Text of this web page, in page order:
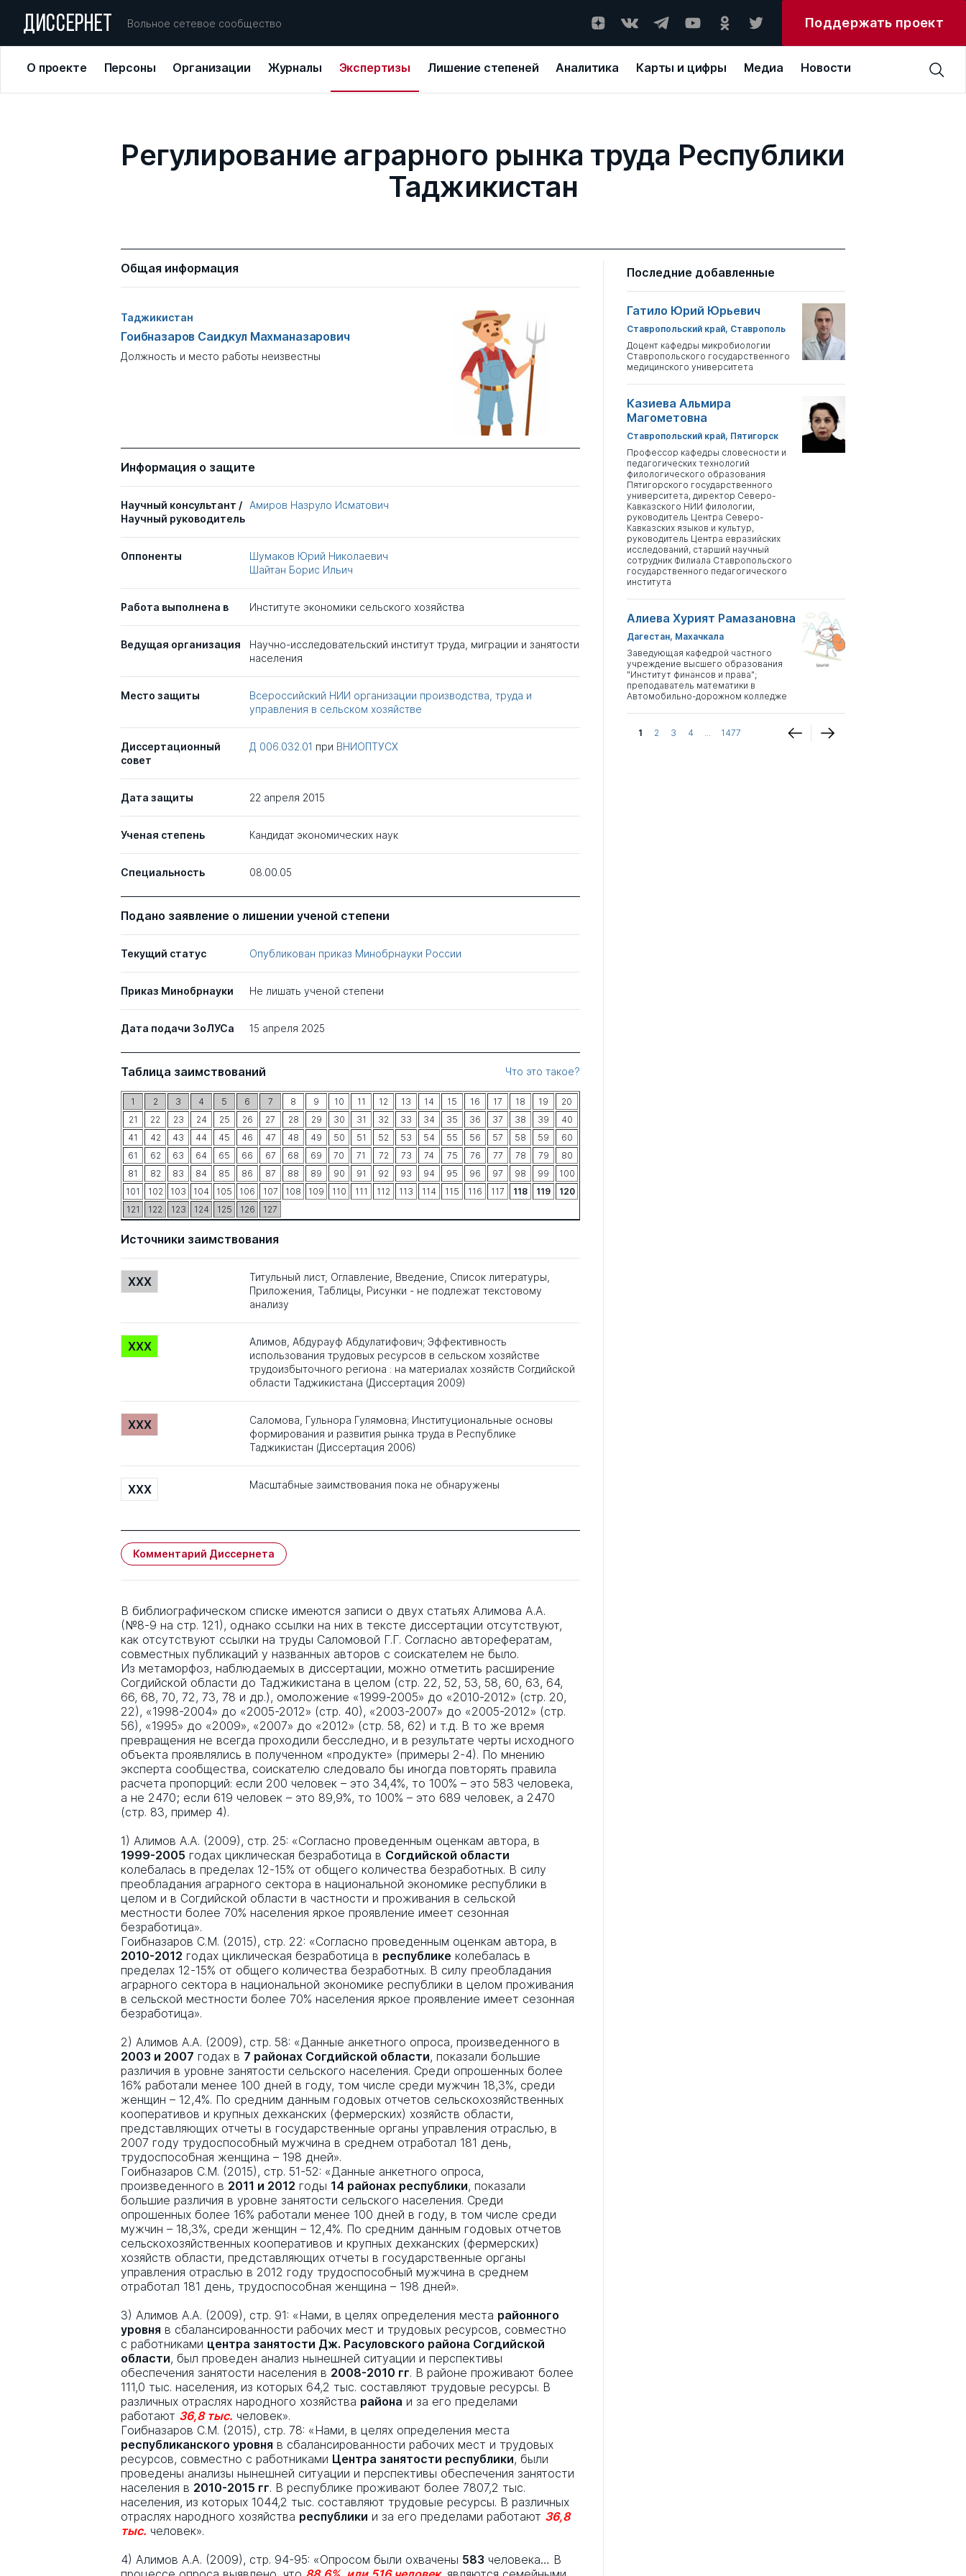
ДИССЕРНЕТ Вольное сетевое сообщество Поддержать проект
О проекте Персоны Организации Журналы Экспертизы Лишение степеней Аналитика Карты и цифры Медиа Новости
Регулирование аграрного рынка труда Республики
Таджикистан
Общая информация
Таджикистан
Гоибназаров Саидкул Махманазарович
Должность и место работы неизвестны
Информация о защите
Научный консультант /
Научный руководитель
Амиров Назруло Исматович
Оппоненты
Шумаков Юрий Николаевич
Шайтан Борис Ильич
Работа выполнена в Институте экономики сельского хозяйства
Ведущая организация
Научно-исследовательский институт труда, миграции и занятости
населения
Место защиты
Всероссийский НИИ организации производства, труда и
управления в сельском хозяйстве
Диссертационный
совет
Д 006.032.01 при ВНИОПТУСХ
Дата защиты 22 апреля 2015
Ученая степень Кандидат экономических наук
Специальность 08.00.05
Подано заявление о лишении ученой степени
Текущий статус Опубликован приказ Минобрнауки России
Приказ Минобрнауки Не лишать ученой степени
Дата подачи ЗоЛУСа 15 апреля 2025
Таблица заимствований Что это такое?
1 2 3 4 5 6 7 8 9 10 11 12 13 14 15 16 17 18 19
20
21
22 23 24 25 26 27 28 29 30 31 32 33 34 35 36 37 38 39
40
41
42 43 44 45 46 47 48 49 50 51 52 53 54 55 56 57 58 59
60
61
62 63 64 65 66 67 68 69 70 71 72 73 74 75 76 77 78 79
80
81
82 83 84 85 86 87 88 89 90 91 92 93 94 95 96 97 98 99
100
101
102 103 104 105 106 107 108 109 110 111 112 113 114 115 116 117 118 119
120
121
122 123 124 125 126 127
Источники заимствования
XXX
Титульный лист, Оглавление, Введение, Список литературы,
Приложения, Таблицы, Рисунки - не подлежат текстовому
анализу
XXX
Алимов, Абдурауф Абдулатифович; Эффективность
использования трудовых ресурсов в сельском хозяйстве
трудоизбыточного региона : на материалах хозяйств Согдийской
области Таджикистана (Диссертация 2009)
XXX
Саломова, Гульнора Гулямовна; Институциональные основы
формирования и развития рынка труда в Республике
Таджикистан (Диссертация 2006)
XXX Масштабные заимствования пока не обнаружены
Комментарий Диссернета
В библиографическом списке имеются записи о двух статьях Алимова А.А.
(№8-9 на стр. 121), однако ссылки на них в тексте диссертации отсутствуют,
как отсутствуют ссылки на труды Саломовой Г.Г. Согласно авторефератам,
совместных публикаций у названных авторов с соискателем не было.
Из метаморфоз, наблюдаемых в диссертации, можно отметить расширение
Согдийской области до Таджикистана в целом (стр. 22, 52, 53, 58, 60, 63, 64,
66, 68, 70, 72, 73, 78 и др.), омоложение «1999-2005» до «2010-2012» (стр. 20,
22), «1998-2004» до «2005-2012» (стр. 40), «2003-2007» до «2005-2012» (стр.
56), «1995» до «2009», «2007» до «2012» (стр. 58, 62) и т.д. В то же время
превращения не всегда проходили бесследно, и в результате черты исходного
объекта проявлялись в полученном «продукте» (примеры 2-4). По мнению
эксперта сообщества, соискателю следовало бы иногда повторять правила
расчета пропорций: если 200 человек – это 34,4%, то 100% – это 583 человека,
а не 2470; если 619 человек – это 89,9%, то 100% – это 689 человек, а 2470
(стр. 83, пример 4).
1) Алимов А.А. (2009), стр. 25: «Согласно проведенным оценкам автора, в
1999-2005 годах циклическая безработица в Согдийской области
колебалась в пределах 12-15% от общего количества безработных. В силу
преобладания аграрного сектора в национальной экономике республики в
целом и в Согдийской области в частности и проживания в сельской
местности более 70% населения яркое проявление имеет сезонная
безработица».
Гоибназаров С.М. (2015), стр. 22: «Согласно проведенным оценкам автора, в
2010-2012 годах циклическая безработица в республике колебалась в
пределах 12-15% от общего количества безработных. В силу преобладания
аграрного сектора в национальной экономике республики в целом проживания
в сельской местности более 70% населения яркое проявление имеет сезонная
безработица».
2) Алимов А.А. (2009), стр. 58: «Данные анкетного опроса, произведенного в
2003 и 2007 годах в 7 районах Согдийской области, показали большие
различия в уровне занятости сельского населения. Среди опрошенных более
16% работали менее 100 дней в году, том числе среди мужчин 18,3%, среди
женщин – 12,4%. По средним данным годовых отчетов сельскохозяйственных
кооперативов и крупных дехканских (фермерских) хозяйств области,
представляющих отчеты в государственные органы управления отраслью, в
2007 году трудоспособный мужчина в среднем отработал 181 день,
трудоспособная женщина – 198 дней».
Гоибназаров С.М. (2015), стр. 51-52: «Данные анкетного опроса,
произведенного в 2011 и 2012 годы 14 районах республики, показали
большие различия в уровне занятости сельского населения. Среди
опрошенных более 16% работали менее 100 дней в году, в том числе среди
мужчин – 18,3%, среди женщин – 12,4%. По средним данным годовых отчетов
сельскохозяйственных кооперативов и крупных дехканских (фермерских)
хозяйств области, представляющих отчеты в государственные органы
управления отраслью в 2012 году трудоспособный мужчина в среднем
отработал 181 день, трудоспособная женщина – 198 дней».
3) Алимов А.А. (2009), стр. 91: «Нами, в целях определения места районного
уровня в сбалансированности рабочих мест и трудовых ресурсов, совместно
с работниками центра занятости Дж. Расуловского района Согдийской
области, был проведен анализ нынешней ситуации и перспективы
обеспечения занятости населения в 2008-2010 гг. В районе проживают более
111,0 тыс. населения, из которых 64,2 тыс. составляют трудовые ресурсы. В
различных отраслях народного хозяйства района и за его пределами
работают 36,8 тыс. человек».
Гоибназаров С.М. (2015), стр. 78: «Нами, в целях определения места
республиканского уровня в сбалансированности рабочих мест и трудовых
ресурсов, совместно с работниками Центра занятости республики, были
проведены анализы нынешней ситуации и перспективы обеспечения занятости
населения в 2010-2015 гг. В республике проживают более 7807,2 тыс.
населения, из которых 1044,2 тыс. составляют трудовые ресурсы. В различных
отраслях народного хозяйства республики и за его пределами работают 36,8
тыс. человек».
4) Алимов А.А. (2009), стр. 94-95: «Опросом были охвачены 583 человека… В
Последние добавленные
Гатило Юрий Юрьевич
Ставропольский край, Ставрополь
Доцент кафедры микробиологии
Ставропольского государственного
медицинского университета
Казиева Альмира
Магометовна
Ставропольский край, Пятигорск
Профессор кафедры словесности и
педагогических технологий
филологического образования
Пятигорского государственного
университета, директор Северо-
Кавказского НИИ филологии,
руководитель Центра Северо-
Кавказских языков и культур,
руководитель Центра евразийских
исследований, старший научный
сотрудник Филиала Ставропольского
государственного педагогического
института
Алиева Хурият Рамазановна
Дагестан, Махачкала
Заведующая кафедрой частного
учреждение высшего образования
"Институт финансов и права";
преподаватель математики в
Автомобильно-дорожном колледже
1 2 3 4 ... 1477